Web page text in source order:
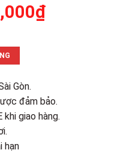
₫Giá
Gas Cũ số lượng
Gòn.
đảm bảo.
khi giao hàng.
hạn